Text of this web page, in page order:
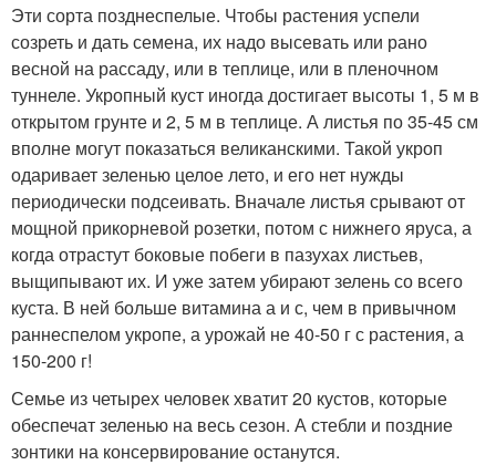
Эти сорта позднеспелые. Чтобы растения успели
созреть и дать семена, их надо высевать или рано
весной на рассаду, или в теплице, или в пленочном
туннеле. Укропный куст иногда достигает высоты 1, 5 м в
открытом грунте и 2, 5 м в теплице. А листья по 35-45 см
вполне могут показаться великанскими. Такой укроп
одаривает зеленью целое лето, и его нет нужды
периодически подсеивать. Вначале листья срывают от
мощной прикорневой розетки, потом с нижнего яруса, а
когда отрастут боковые побеги в пазухах листьев,
выщипывают их. И уже затем убирают зелень со всего
куста. В ней больше витамина а и с, чем в привычном
раннеспелом укропе, а урожай не 40-50 г с растения, а
150-200 г!
Семье из четырех человек хватит 20 кустов, которые
обеспечат зеленью на весь сезон. А стебли и поздние
зонтики на консервирование останутся.